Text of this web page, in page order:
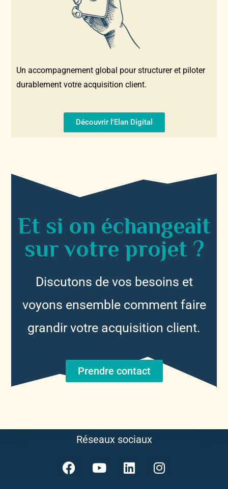
Un accompagnement global pour structurer et piloter
durablement votre acquisition client.
Découvrir l'Elan Digital
Et si on échangeait
sur votre projet ?
Discutons de vos besoins et
voyons ensemble comment faire
grandir votre acquisition client.
Prendre contact
Réseaux sociaux